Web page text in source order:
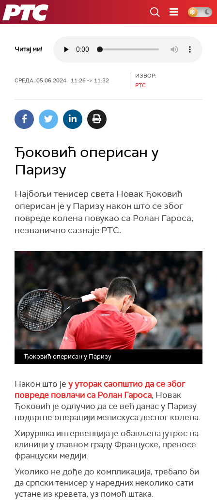
РТС
Читај ми!
СРЕДА, 05.06.2024, 11:26 -> 11:32
ИЗВОР:
РТС
Ђоковић оперисан у
Паризу
Најбољи тенисер света Новак Ђоковић
оперисан је у Паризу након што се због
повреде колена повукао са Ролан Гароса,
незванично сазнаје РТС.
Ђоковић оперисан у Паризу
Након што је у уторак саопштио да се због
повреде повлачи са Ролан Гароса, Новак
Ђоковић је одлучио да се већ данас у Паризу
подвргне операцији менискуса десног колена.
Хируршка интервенција је обављена јутрос на
клиници у главном граду Француске, преносе
француски медији.
Уколико не дође до компликација, требало би
да српски тенисер у наредних неколико сати
устане из кревета, уз помоћ штака.